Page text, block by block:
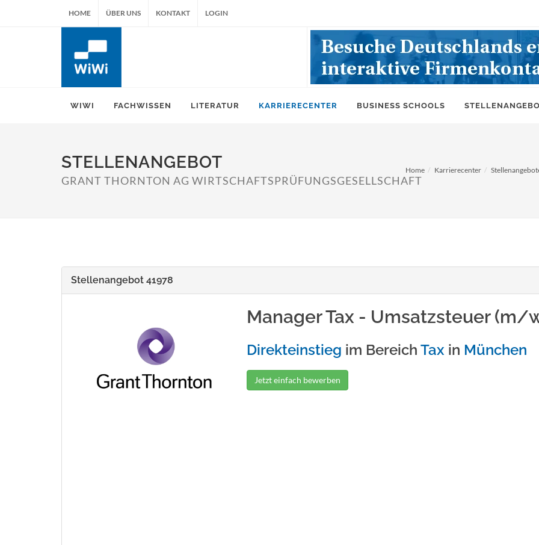
HOME ÜBER UNS KONTAKT LOGIN
WIWI FACHWISSEN LITERATUR KARRIERECENTER BUSINESS SCHOOLS
STELLENANGEBOT
GRANT THORNTON AG WIRTSCHAFTSPRÜFUNGSGESELLSCHAFT
Home Karrierecenter
Stellenangebot 41978
Manager Tax - Umsatzsteuer (m/
Direkteinstieg im Bereich Tax in München
Jetzt einfach bewerben